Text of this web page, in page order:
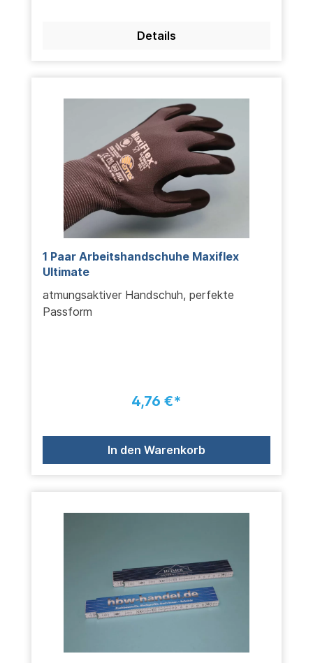
Details
1 Paar Arbeitshandschuhe Maxiflex
Ultimate
atmungsaktiver Handschuh, perfekte
Passform
4,76 €*
In den Warenkorb